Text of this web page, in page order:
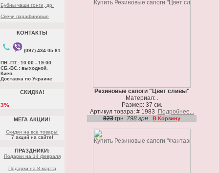
Бубны чаши гонги, др.
Свечи парафиновые
КОНТАКТЫ
(097) 434 05 61
ПН.-ПТ.: 10:00 - 19:00
СБ.-ВС.: выходной.
Киев.
Доставка по Украине
СКИДКА!
3%
МЕГА АКЦИИ!
Скидки на все товары!
7 акций на сайте!
ПРАЗДНИКИ:
Подарки на 14 февраля
Подарки на 8 марта
Резиновые сапоги "Цвет сливы"
Материал: .
Размер: 37 см.
Артикул товара: # 1983
Подробнее...
823 грн 798 грн. В Корзину